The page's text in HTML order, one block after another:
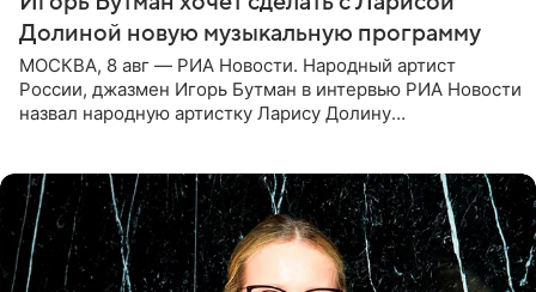
Долиной новую музыкальную программу
МОСКВА, 8 авг — РИА Новости. Народный артист
России, джазмен Игорь Бутман в интервью РИА Новости
назвал народную артистку Ларису Долину